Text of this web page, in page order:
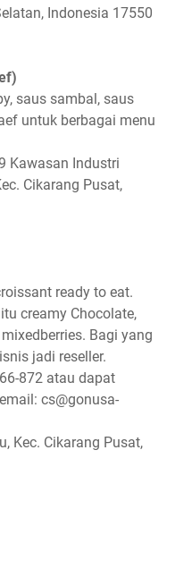
Indonesia 17550
saus sambal, saus
untuk berbagai menu
Kawasan Industri
Cikarang Pusat,
ready to eat.
creamy Chocolate,
Bagi yang
jadi reseller.
872 atau dapat
cs@gonusa-
Kec. Cikarang Pusat,